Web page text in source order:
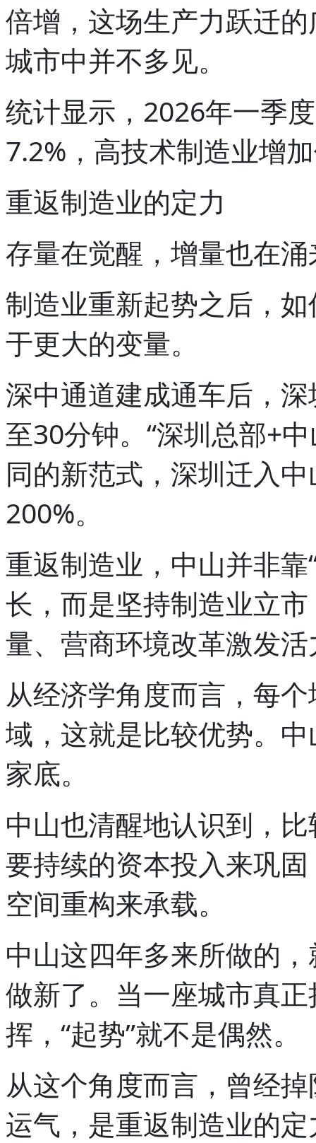
倍增，这场生产力跃迁
城市中并不多见。
统计显示，2026年一季
7.2%，高技术制造业增
重返制造业的定力
存量在觉醒，增量也在
制造业重新起势之后，
于更大的变量。
深中通道建成通车后，
至30分钟。“深圳总部+
同的新范式，深圳迁入
200%。
重返制造业，中山并非
长，而是坚持制造业立
量、营商环境改革激发
从经济学角度而言，每
域，这就是比较优势。
家底。
中山也清醒地认识到，
要持续的资本投入来巩
空间重构来承载。
中山这四年多来所做的
做新了。当一座城市真
挥，“起势”就不是偶然。
从这个角度而言，曾经
运气，是重返制造业的